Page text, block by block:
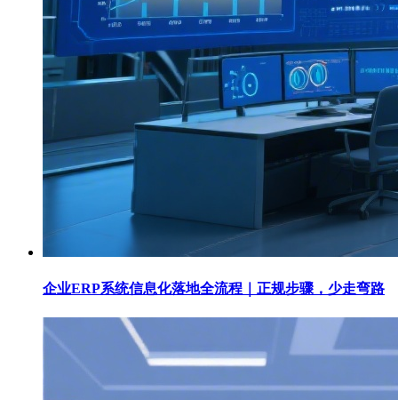
企业ERP系统信息化落地全流程｜正规步骤，少走弯路